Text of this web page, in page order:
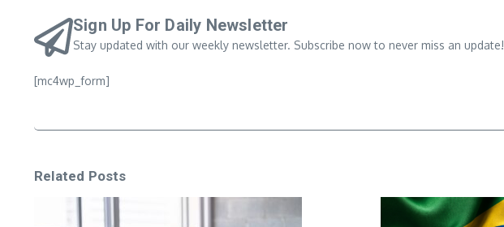
Sign Up For Daily Newsletter
Stay updated with our weekly newsletter. Subscribe now to never miss an update!
[mc4wp_form]
Related Posts